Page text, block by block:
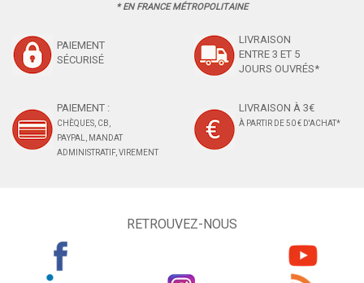
* EN FRANCE MÉTROPOLITAINE
PAIEMENT
SÉCURISÉ
LIVRAISON
ENTRE 3 ET 5
JOURS OUVRÉS*
PAIEMENT :
CHÈQUES, CB,
PAYPAL, MANDAT
ADMINISTRATIF, VIREMENT
LIVRAISON À 3€
À PARTIR DE 50 € D'ACHAT*
RETROUVEZ-NOUS